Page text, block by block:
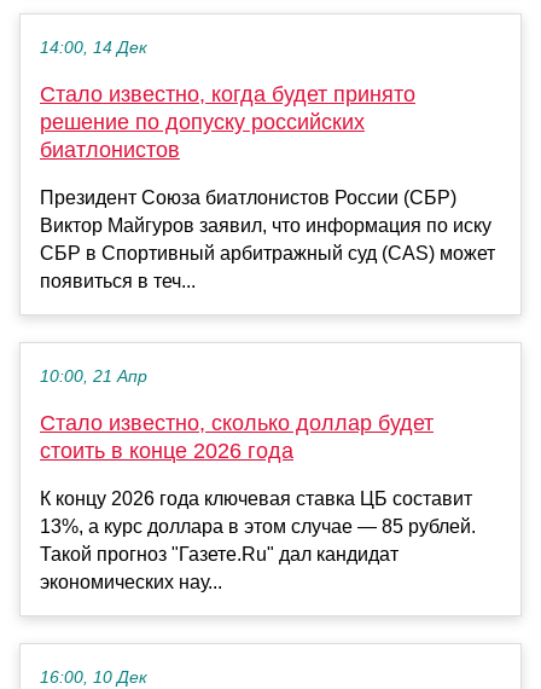
14:00, 14 Дек
Стало известно, когда будет принято
решение по допуску российских
биатлонистов
Президент Союза биатлонистов России (СБР)
Виктор Майгуров заявил, что информация по иску
СБР в Спортивный арбитражный суд (CAS) может
появиться в теч...
10:00, 21 Апр
Стало известно, сколько доллар будет
стоить в конце 2026 года
К концу 2026 года ключевая ставка ЦБ составит
13%, а курс доллара в этом случае — 85 рублей.
Такой прогноз "Газете.Ru" дал кандидат
экономических нау...
16:00, 10 Дек